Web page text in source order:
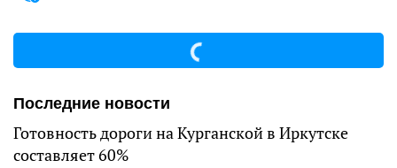
Последние новости
Готовность дороги на Курганской в Иркутске
составляет 60%